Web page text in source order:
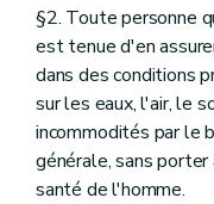
§2. Toute personne
est tenue d'en
dans des conditions
sur les eaux, l'air, le
incommodités par le
générale, sans
santé de l'homme.